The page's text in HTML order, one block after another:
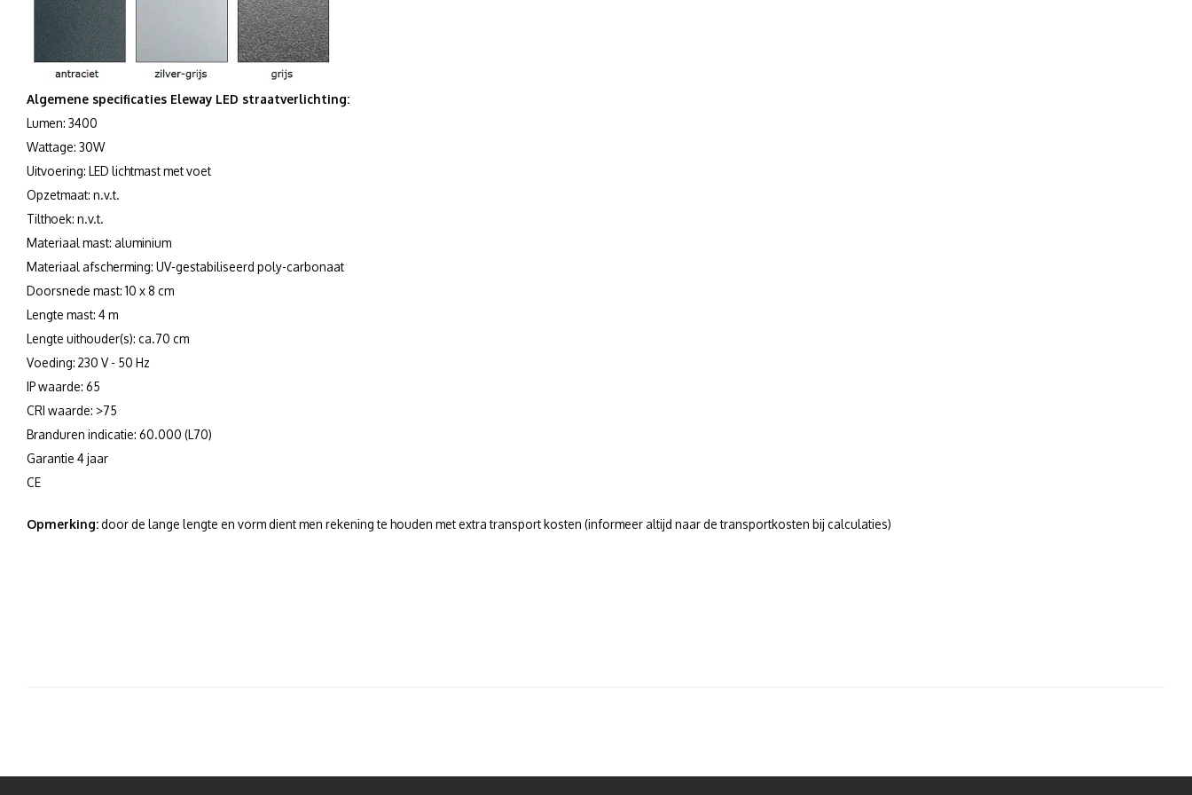
Algemene specificaties Eleway LED straatverlichting:
Lumen: 3400
Wattage: 30W
Uitvoering: LED lichtmast met voet
Opzetmaat: n.v.t.
Tilthoek: n.v.t.
Materiaal mast: aluminium
Materiaal afscherming: UV-gestabiliseerd poly-carbonaat
Doorsnede mast: 10 x 8 cm
Lengte mast: 4 m
Lengte uithouder(s): ca.70 cm
Voeding: 230 V - 50 Hz
IP waarde: 65
CRI waarde: >75
Branduren indicatie: 60.000 (L70)
Garantie 4 jaar
CE
Opmerking:door de lange lengte en vorm dient men rekening te houden met extra transport kosten (informeer altijd naar de transportkosten bij calculaties)